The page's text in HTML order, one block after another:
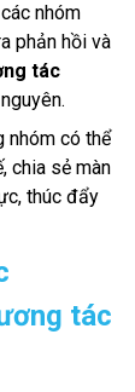
nhóm
phản hồi và
tác
nhóm có thể
chia sẻ màn
thúc đẩy
tác